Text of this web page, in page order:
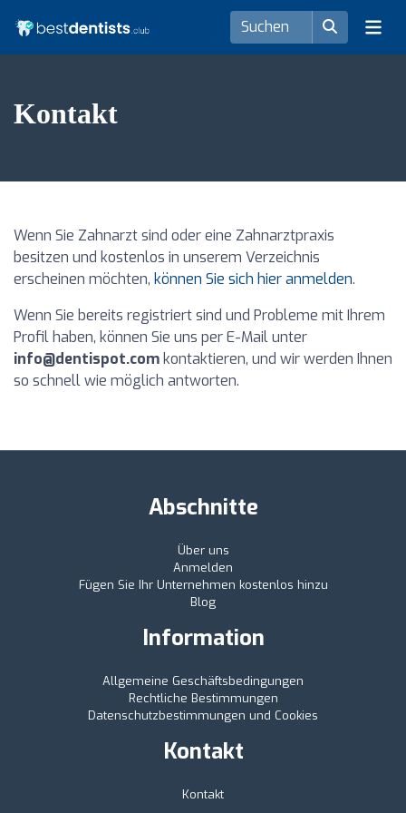
Kontakt
Wenn Sie Zahnarzt sind oder eine Zahnarztpraxis
besitzen und kostenlos in unserem Verzeichnis
erscheinen möchten, können Sie sich hier anmelden.
Wenn Sie bereits registriert sind und Probleme mit Ihrem
Profil haben, können Sie uns per E-Mail unter
info@dentispot.com kontaktieren, und wir werden Ihnen
so schnell wie möglich antworten.
Abschnitte
Über uns
Anmelden
Fügen Sie Ihr Unternehmen kostenlos hinzu
Blog
Information
Allgemeine Geschäftsbedingungen
Rechtliche Bestimmungen
Datenschutzbestimmungen und Cookies
Kontakt
Kontakt